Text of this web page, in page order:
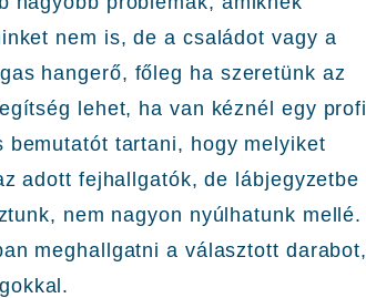
nem is, de a családot vagy a
hangerő, főleg ha szeretünk az
lehet, ha van kéznél egy profi
tartani, hogy melyiket
adott fejhallgatók, de lábjegyzetbe
nem nagyon nyúlhatunk mellé.
meghallgatni a választott darabot,